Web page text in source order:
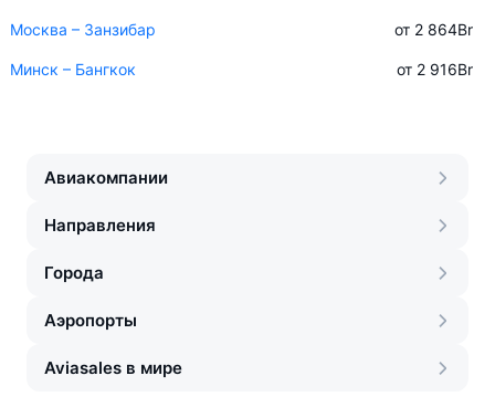
Москва – Занзибар от 2 864Br
Минск – Бангкок от 2 916Br
Авиакомпании
Направления
Города
Аэропорты
Aviasales в мире